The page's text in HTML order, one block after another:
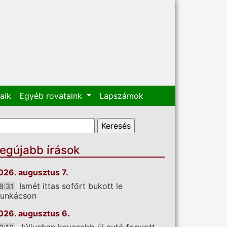
Egyéb rovataink Lapszámok
űrlap
írások
augusztus 7.
Ismét ittas sofőrt bukott le
augusztus 6.